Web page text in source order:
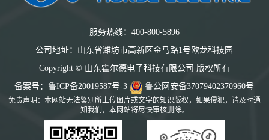
服务热线：400-800-5896
公司地址：山东省潍坊市高新区金马路1号欧龙科技园
Copyright © 山东霍尔德电子科技有限公司 版权所有
备案号：鲁ICP备20019587号-3 鲁公网安备37079402370960号
免责声明：本网站无法鉴别所上传图片或文字的知识版权，如果侵犯，请及时通
知我们，本网站将尽快审核删除。